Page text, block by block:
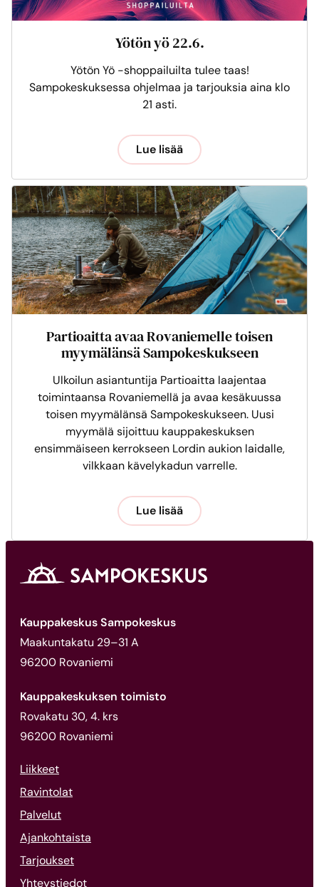
Yötön yö 22.6.
Yötön Yö -shoppailuilta tulee taas!
Sampokeskuksessa ohjelmaa ja tarjouksia aina klo
21 asti.
Lue lisää
Partioaitta avaa Rovaniemelle toisen
myymälänsä Sampokeskukseen
Ulkoilun asiantuntija Partioaitta laajentaa
toimintaansa Rovaniemellä ja avaa kesäkuussa
toisen myymälänsä Sampokeskukseen. Uusi
myymälä sijoittuu kauppakeskuksen
ensimmäiseen kerrokseen Lordin aukion laidalle,
vilkkaan kävelykadun varrelle.
Lue lisää
Kauppakeskus Sampokeskus
Maakuntakatu 29–31 A
96200 Rovaniemi
Kauppakeskuksen toimisto
Rovakatu 30, 4. krs
96200 Rovaniemi
Liikkeet
Ravintolat
Palvelut
Ajankohtaista
Tarjoukset
Yhteystiedot